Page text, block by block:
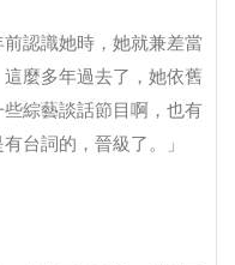
認識她時，她就兼差當
麼多年過去了，她依舊
綜藝談話節目啊，也有
台詞的，晉級了。」